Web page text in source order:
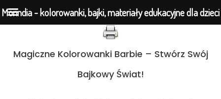
Przejdź
Magiczne Kolorowanki Barbie – Stwórz Swój
Bajkowy Świat!
Morindia - kolorowanki, bajki, materiały edukacyjne dla dzieci